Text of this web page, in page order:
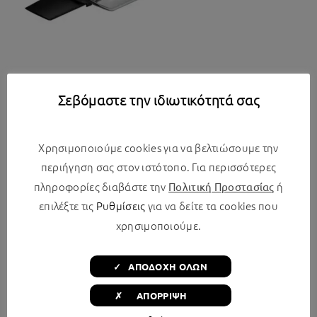
Χειρός 14.8V Μαύρο
Προσφορές τέλος σεζόν!
Σεβόμαστε την ιδιωτικότητά σας
Χρησιμοποιούμε cookies για να βελτιώσουμε την
περιήγηση σας στον ιστότοπο. Για περισσότερες
πληροφορίες διαβάστε την Πολιτική Προστασίας ή
επιλέξτε τις Ρυθμίσειςγια να δείτε τα cookies που
χρησιμοποιούμε.
✓ ΑΠΟΔΟΧΗ ΟΛΩΝ
✗ ΑΠΟΡΡΙΨΗ